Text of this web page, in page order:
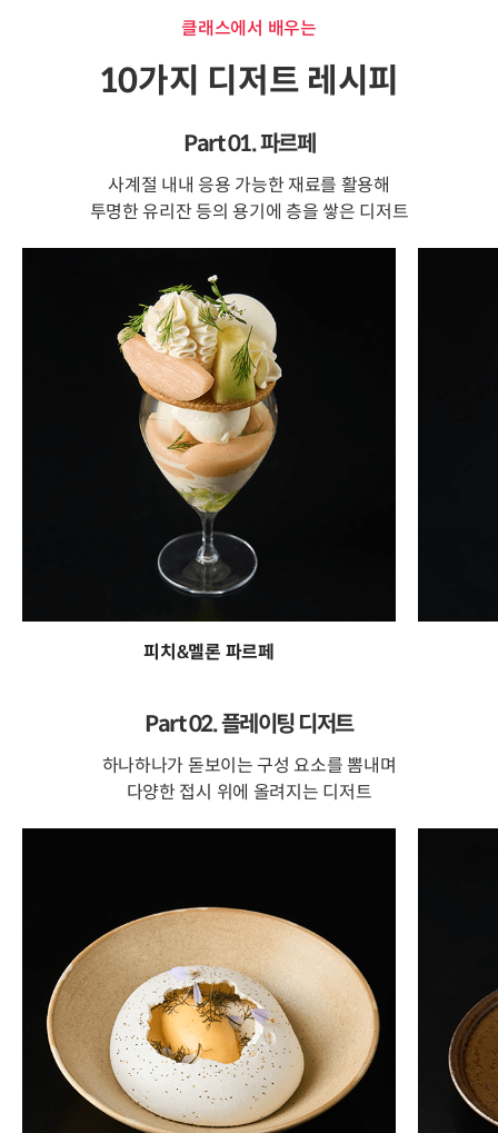
클래스에서 배우는
10가지 디저트 레시피
Part 01. 파르페
사계절 내내 응용 가능한 재료를 활용해
투명한 유리잔 등의 용기에 층을 쌓은 디저트
피치&멜론 파르페
Part 02. 플레이팅 디저트
하나하나가 돋보이는 구성 요소를 뽐내며
다양한 접시 위에 올려지는 디저트